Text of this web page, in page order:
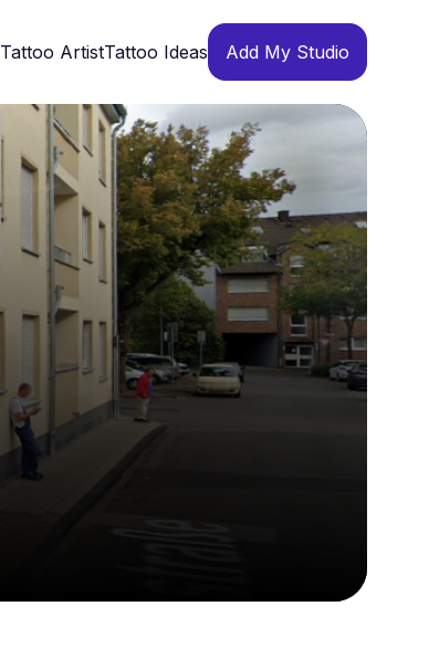
Tattoo ArtistTattoo Ideas Add My Studio